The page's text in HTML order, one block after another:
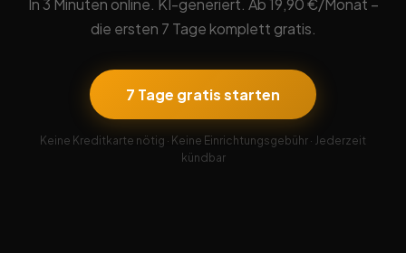
In 3 Minuten online. KI-generiert. Ab 19,90 €/Monat –
die ersten 7 Tage komplett gratis.
7 Tage gratis starten
Keine Kreditkarte nötig · Keine Einrichtungsgebühr · Jederzeit
kündbar